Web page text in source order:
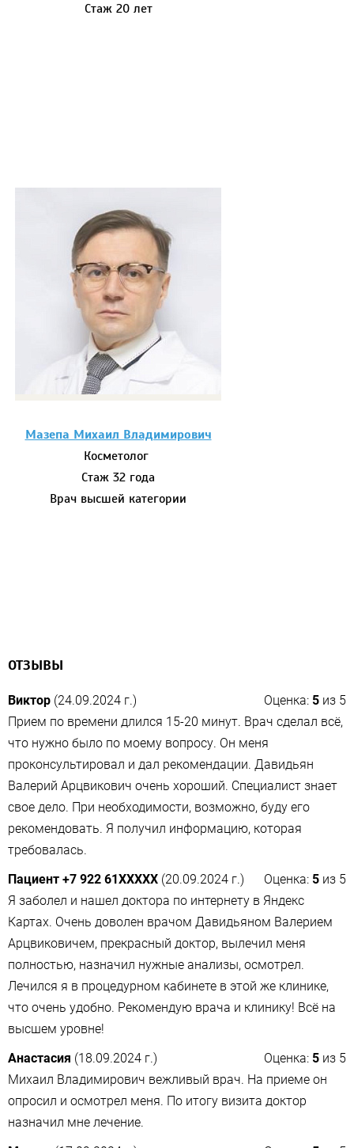
Стаж 20 лет
Мазепа Михаил Владимирович
Косметолог
Стаж 32 года
Врач высшей категории
ОТЗЫВЫ
Виктор (24.09.2024 г.) Оценка: 5 из 5
Прием по времени длился 15-20 минут. Врач сделал всё,
что нужно было по моему вопросу. Он меня
проконсультировал и дал рекомендации. Давидьян
Валерий Арцвикович очень хороший. Специалист знает
свое дело. При необходимости, возможно, буду его
рекомендовать. Я получил информацию, которая
требовалась.
Пациент +7 922 61XXXXX (20.09.2024 г.) Оценка: 5 из 5
Я заболел и нашел доктора по интернету в Яндекс
Картах. Очень доволен врачом Давидьяном Валерием
Арцвиковичем, прекрасный доктор, вылечил меня
полностью, назначил нужные анализы​, осмотрел.
Лечился я в процедурном кабинете в этой же клинике,
что очень удобно. Рекомендую врача и клинику! Всё на
высшем уровне!
Анастасия (18.09.2024 г.) Оценка: 5 из 5
Михаил Владимирович вежливый врач. На приеме он
опросил и осмотрел меня. По итогу визита доктор
назначил мне лечение.